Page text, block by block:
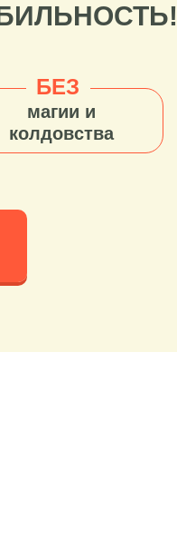
БЕЗ
магии и
колдовства